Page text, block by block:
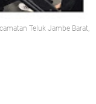
Teluk Jambe Barat,